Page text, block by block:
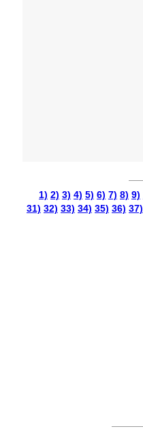
1) 2) 3) 4) 5) 6) 7) 8) 9)
31) 32) 33) 34) 35) 36) 37)